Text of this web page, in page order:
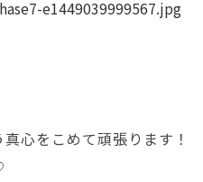
心をこめて頑張ります！